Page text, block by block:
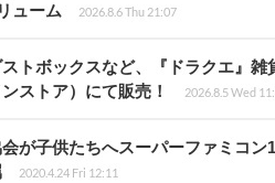
ューム
2026.8.6 Thu 21:07
ストボックスなど、『ドラクエ』
ストア）にて販売！
2026.8.5 Wed
が子供たちへスーパーファミコ
2020.4.24 Fri 12:11